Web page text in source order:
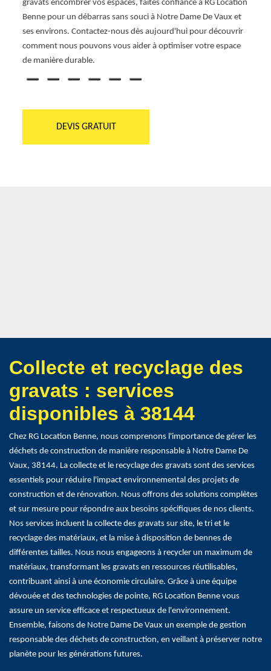
gravats encombrer vos espaces, faites confiance à RG Location
Benne pour un débarras sans souci à Notre Dame De Vaux et
ses environs. Contactez-nous dès aujourd'hui pour découvrir
comment nous pouvons vous aider à optimiser votre espace
de manière durable.
DEVIS GRATUIT
Collecte et recyclage des
gravats : services
disponibles à 38144
Chez RG Location Benne, nous comprenons l'importance de gérer les
déchets de construction de manière responsable à Notre Dame De
Vaux, 38144. La collecte et le recyclage des gravats sont des services
essentiels pour réduire l'impact environnemental des projets de
construction et de rénovation. Nous offrons des solutions complètes
et sur mesure pour répondre aux besoins spécifiques de nos clients.
Nos services incluent la collecte des gravats sur site, le tri et le
recyclage des matériaux, et la mise à disposition de bennes de
différentes tailles. Nous nous engageons à recycler un maximum de
matériaux, transformant les gravats en ressources réutilisables,
contribuant ainsi à une économie circulaire. Grâce à une équipe
dévouée et des technologies de pointe, RG Location Benne vous
assure un service efficace et respectueux de l'environnement.
Ensemble, faisons de Notre Dame De Vaux un exemple de gestion
responsable des déchets de construction, en veillant à préserver notre
planète pour les générations futures.